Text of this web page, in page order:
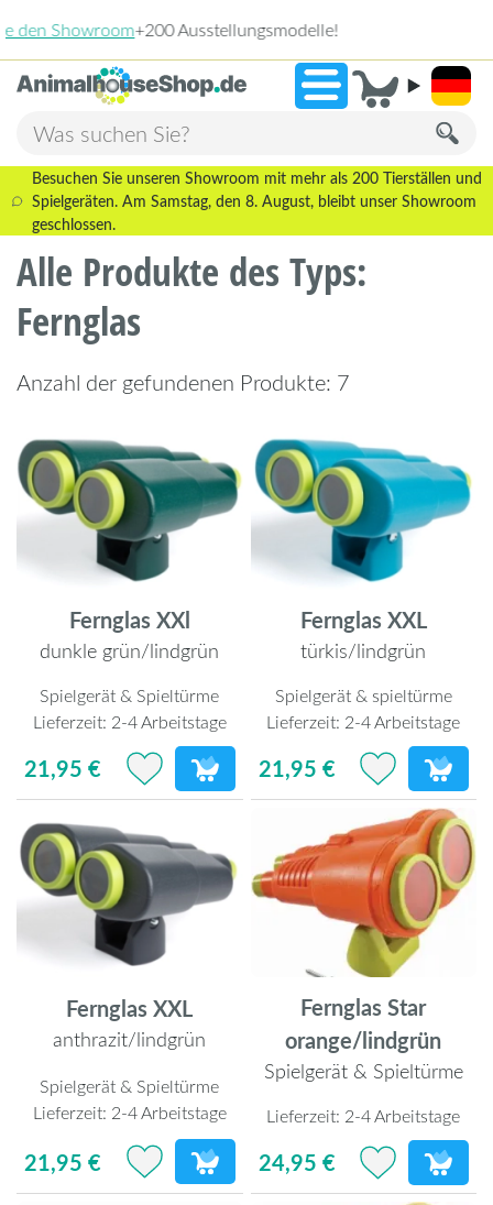
»2.238 Bewertungen!
Besuchen Sie unseren Showroom mit mehr als 200 Tierställen und
Spielgeräten. Am Samstag, den 8. August, bleibt unser Showroom
geschlossen.
Alle Produkte des Typs:
Fernglas
Anzahl der gefundenen Produkte: 7
Fernglas XXl
dunkle grün/lindgrün
Spielgerät & Spieltürme
Lieferzeit: 2-4 Arbeitstage
21,95 €
Fernglas XXL
türkis/lindgrün
Spielgerät & spieltürme
Lieferzeit: 2-4 Arbeitstage
21,95 €
Fernglas XXL
anthrazit/lindgrün
Spielgerät & Spieltürme
Lieferzeit: 2-4 Arbeitstage
21,95 €
Fernglas Star
orange/lindgrün
Spielgerät & Spieltürme
Lieferzeit: 2-4 Arbeitstage
24,95 €